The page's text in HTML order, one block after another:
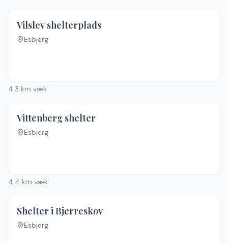
Vilslev shelterplads
Esbjerg
4.3 km væk
Vittenberg shelter
Esbjerg
4.4 km væk
Shelter i Bjerreskov
Esbjerg